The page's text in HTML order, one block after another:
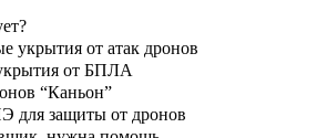
укрытия от атак дронов
от БПЛА
“Каньон”
для защиты от дронов